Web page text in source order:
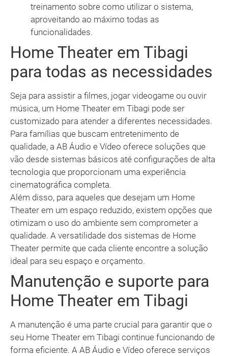
treinamento sobre como utilizar o sistema,
aproveitando ao máximo todas as
funcionalidades.
Home Theater em Tibagi
para todas as necessidades
Seja para assistir a filmes, jogar videogame ou ouvir
música, um Home Theater em Tibagi pode ser
customizado para atender a diferentes necessidades.
Para famílias que buscam entretenimento de
qualidade, a AB Áudio e Vídeo oferece soluções que
vão desde sistemas básicos até configurações de alta
tecnologia que proporcionam uma experiência
cinematográfica completa.
Além disso, para aqueles que desejam um Home
Theater em um espaço reduzido, existem opções que
otimizam o uso do ambiente sem comprometer a
qualidade. A versatilidade dos sistemas de Home
Theater permite que cada cliente encontre a solução
ideal para seu espaço e orçamento.
Manutenção e suporte para
Home Theater em Tibagi
A manutenção é uma parte crucial para garantir que o
seu Home Theater em Tibagi continue funcionando de
forma eficiente. A AB Áudio e Vídeo oferece serviços